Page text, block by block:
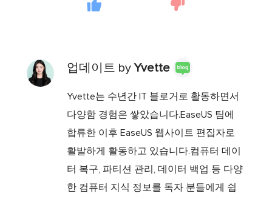
업데이트 byYvette
Yvette는 수년간 IT 블로거로 활동하면서
다양함 경험은 쌓았습니다.EaseUS 팀에
합류한 이후 EaseUS 웹사이트 편집자로
활발하게 활동하고 있습니다.컴퓨터 데이
터 복구, 파티션 관리, 데이터 백업 등 다양
한 컴퓨터 지식 정보를 독자 분들에게 쉽